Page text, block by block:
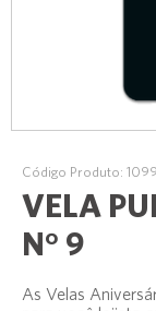
Código Produto:
VELA
N° 9
As Velas